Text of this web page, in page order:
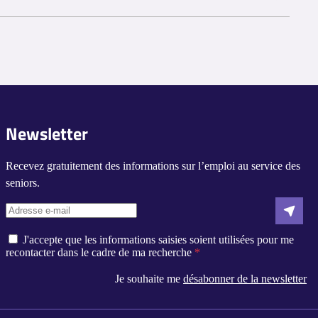
aide-ménagère pour les aider dans leurs activités
aide supplémentaire à domicile pendant leur période de
Newsletter
Recevez gratuitement des informations sur l’emploi au service des
seniors.
J'accepte que les informations saisies soient utilisées pour me
recontacter dans le cadre de ma recherche
Je souhaite medésabonner de la newsletter